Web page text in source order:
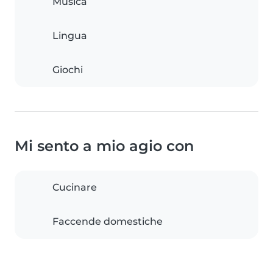
Lingua
Giochi
Mi sento a mio agio con
Cucinare
Faccende domestiche